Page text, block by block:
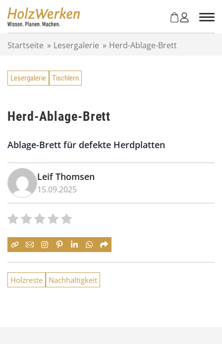
Startseite » Lesergalerie » Herd-Ablage-Brett
Lesergalerie Tischlern
Herd-Ablage-Brett
Ablage-Brett für defekte Herdplatten
Leif Thomsen
15.09.2025
Holzreste Nachhaltigkeit